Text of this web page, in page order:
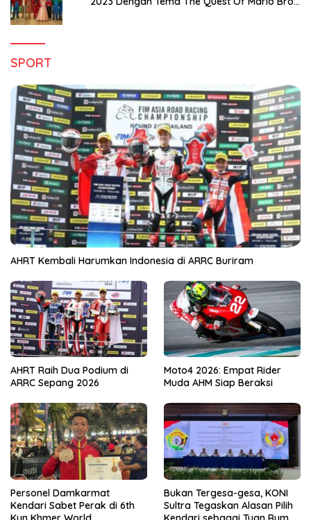
SPORT
AHRT Kembali Harumkan Indonesia di ARRC Buriram
AHRT Raih Dua Podium di
ARRC Sepang 2026
Moto4 2026: Empat Rider
Muda AHM Siap Beraksi
Personel Damkarmat
Kendari Sabet Perak di 6th
Bukan Tergesa-gesa, KONI
Sultra Tegaskan Alasan Pilih